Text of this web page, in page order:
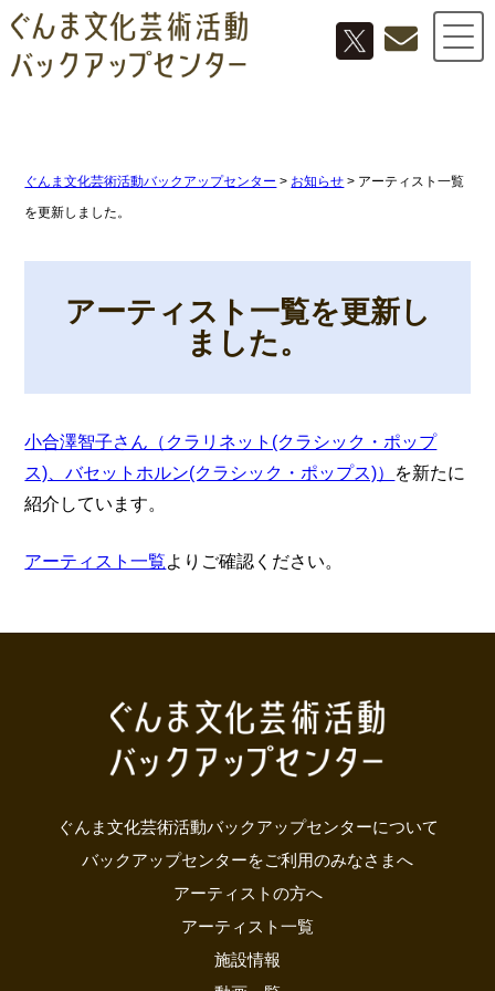
ぐんま文化芸術活動バックアップセンター > お知らせ > アーティスト一覧
を更新しました。
アーティスト一覧を更新し
ました。
小合澤智子さん（クラリネット(クラシック・ポップ
ス)、バセットホルン(クラシック・ポップス)） を新たに
紹介しています。
アーティスト一覧よりご確認ください。
ぐんま文化芸術活動バックアップセンターについて
バックアップセンターをご利用のみなさまへ
アーティストの方へ
アーティスト一覧
施設情報